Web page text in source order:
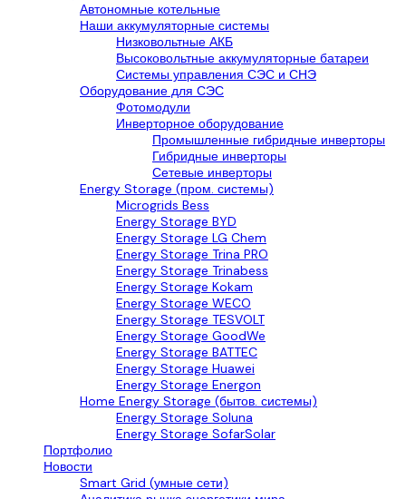
Автономные котельные
Наши аккумуляторные системы
Низковольтные АКБ
Высоковольтные аккумуляторные батареи
Системы управления СЭС и СНЭ
Оборудование для СЭС
Фотомодули
Инверторное оборудование
Промышленные гибридные инверторы
Гибридные инверторы
Сетевые инверторы
Energy Storage (пром. системы)
Microgrids Bess
Energy Storage BYD
Energy Storage LG Chem
Energy Storage Trina PRO
Energy Storage Trinabess
Energy Storage Kokam
Energy Storage WECO
Energy Storage TESVOLT
Energy Storage GoodWe
Energy Storage BATTEC
Energy Storage Huawei
Energy Storage Energon
Home Energy Storage (бытов. системы)
Energy Storage Soluna
Energy Storage SofarSolar
Портфолио
Новости
Smart Grid (умные сети)